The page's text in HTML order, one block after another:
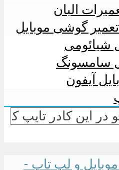
البان
گوشی موبایل
شیائومی
سامسونگ
آیفون